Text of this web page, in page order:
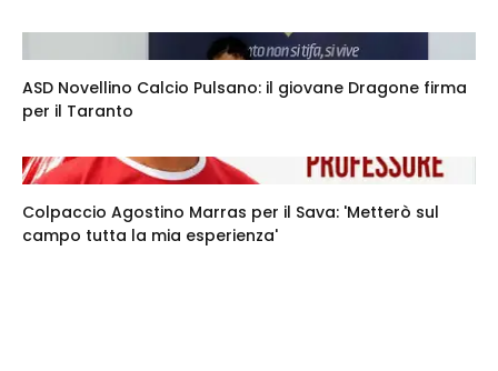
ASD Novellino Calcio Pulsano: il giovane Dragone firma
per il Taranto
Colpaccio Agostino Marras per il Sava: 'Metterò sul
campo tutta la mia esperienza'